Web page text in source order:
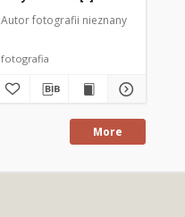
Autor fotografii nieznany
fotografia
More